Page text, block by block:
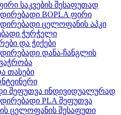
საკვების შესაფუთად
BOPLA ფირი
ცელოფანის აპკი
ჭურჭელი
და ჭიქები
დანა-ჩანგლის
თასები
შეფუთვა ინდივიდუალურად
PLA შეფუთვა
ცელოფანის შესაფუთი